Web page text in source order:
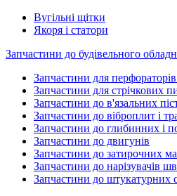
Вугільні щітки
Якоря і статори
Запчастини до будівельного
Запчастини для перфораторів
Запчастини для стрічкових
Запчастини до в'язальних
Запчастини до віброплит і
Запчастини до глибинних і
Запчастини до двигунів
Запчастини до затирочних
Запчастини до нарізувачів
Запчастини до штукатурних